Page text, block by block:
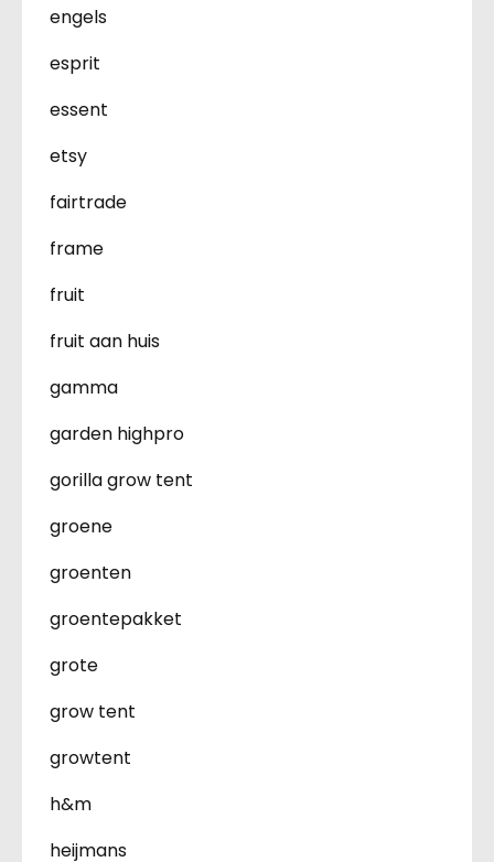
engels
esprit
essent
etsy
fairtrade
frame
fruit
fruit aan huis
gamma
garden highpro
gorilla grow tent
groene
groenten
groentepakket
grote
grow tent
growtent
h&m
heijmans